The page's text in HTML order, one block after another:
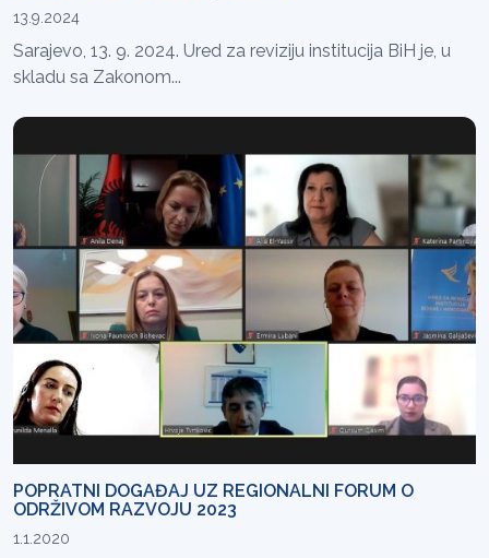
13.9.2024
Sarajevo, 13. 9. 2024. Ured za reviziju institucija BiH je, u
skladu sa Zakonom...
POPRATNI DOGAĐAJ UZ REGIONALNI FORUM O
ODRŽIVOM RAZVOJU 2023
1.1.2020